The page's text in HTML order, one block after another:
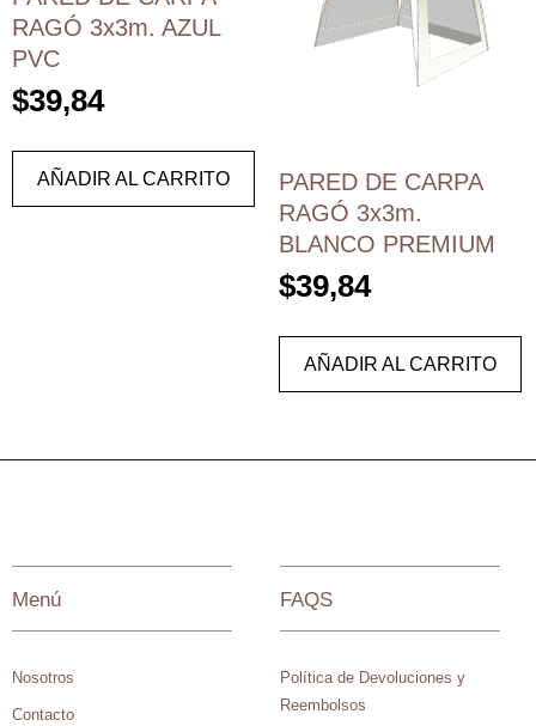
RAGÓ 3x3m. AZUL
PVC
$39,84
AÑADIR AL CARRITO
PARED DE CARPA
RAGÓ 3x3m.
BLANCO PREMIUM
$39,84
AÑADIR AL CARRITO
Menú
Nosotros
Contacto
FAQS
Política de Devoluciones y
Reembolsos